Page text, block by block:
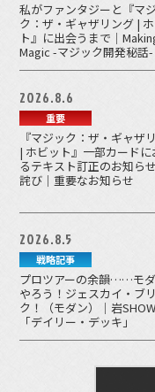
私がファンタジーと『マ
ク：ザ・ギャザリング |
ト』に出会うまで｜
Magic -マジック開発秘話-
2026.8.6
重要
『マジック：ザ・ギャザ
| ホビット』一部カードに
るテキスト訂正のお知ら
詫び｜重要なお知らせ
2026.8.5
戦略記事
プロツアーの余韻……モ
やろう！ジェスカイ・ブ
ク！（モダン）｜岩
「デイリー・デッキ」